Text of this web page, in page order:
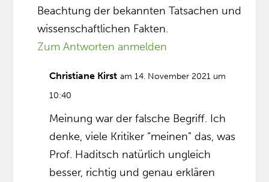
Beachtung der bekannten Tatsachen und
wissenschaftlichen Fakten.
Zum Antworten anmelden
Christiane Kirst am 14. November 2021 um
10:40
Meinung war der falsche Begriff. Ich
denke, viele Kritiker “meinen” das, was
Prof. Haditsch natürlich ungleich
besser, richtig und genau erklären